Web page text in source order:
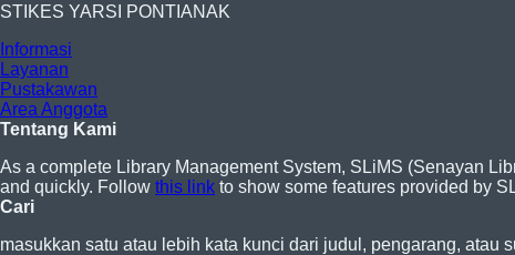
STIKES YARSI PONTIANAK
Informasi
Layanan
Pustakawan
Area Anggota
Tentang Kami
As a complete Library Management System, SLiMS (Senayan
and quickly. Follow this link to show some features provided by
Cari
masukkan satu atau lebih kata kunci dari judul, pengarang, atau